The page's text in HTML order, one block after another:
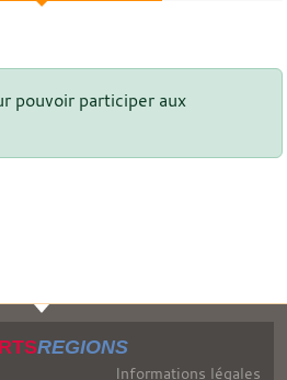
pouvoir participer aux
REGIONS
Informations légales